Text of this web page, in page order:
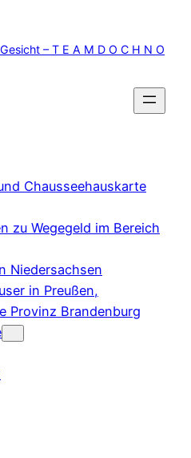
– T E A M D O C H N O
Chausseehauskarte
zu Wegegeld im Bereich
Niedersachsen
in Preußen,
Provinz Brandenburg